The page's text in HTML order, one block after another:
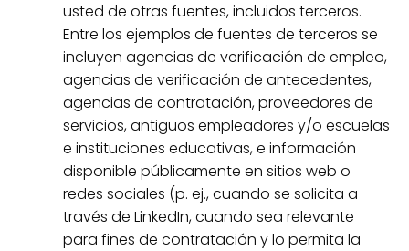
usted de otras fuentes, incluidos terceros.
Entre los ejemplos de fuentes de terceros se
incluyen agencias de verificación de empleo,
agencias de verificación de antecedentes,
agencias de contratación, proveedores de
servicios, antiguos empleadores y/o escuelas
e instituciones educativas, e información
disponible públicamente en sitios web o
redes sociales (p. ej., cuando se solicita a
través de LinkedIn, cuando sea relevante
para fines de contratación y lo permita la